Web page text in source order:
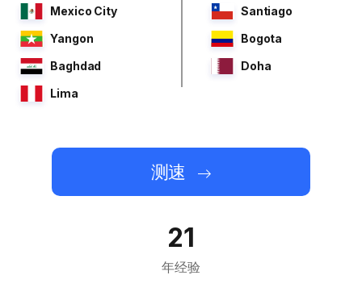
Mexico City
Santiago
Yangon
Bogota
Baghdad
Doha
Lima
测速
21
年经验